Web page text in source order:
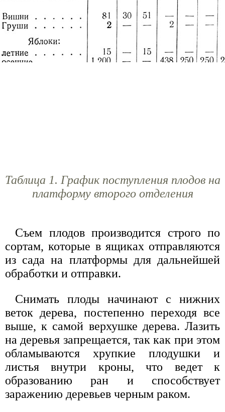
Таблица 1. График поступления плодов на
платформу второго отделения
Съем плодов производится строго по
сортам, которые в ящиках отправляются
из сада на платформы для дальнейшей
обработки и отправки.
Снимать плоды начинают с нижних
веток дерева, постепенно переходя все
выше, к самой верхушке дерева. Лазить
на деревья запрещается, так как при этом
обламываются хрупкие плодушки и
листья внутри кроны, что ведет к
образованию ран и способствует
заражению деревьев черным раком.